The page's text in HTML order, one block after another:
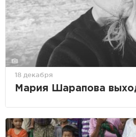
18 декабря
Мария Шарапова